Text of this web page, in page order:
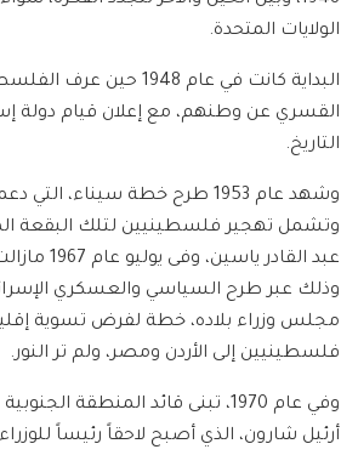
الولايات المتحدة.
البداية كانت في عام 1948
القسري عن وطنهم، مع إعلان قيام دولة
التاريخ.
وشهد عام 1953 طرح خطة سيناء،
وتشمل تهجير فلسطينيين لتلك البقعة
عبد القادر
وذلك عبر طرح السياسي والعسكري
مجلس وزراء بلاده، خطة لفرض تسوية
فلسطينيين إلى الأردن ومصر، ولم تر النور.
وفي عام 1970، تبنى قائد المنطقة
أرئيل شارون، الذي أصبح لاحقاً رئيساً